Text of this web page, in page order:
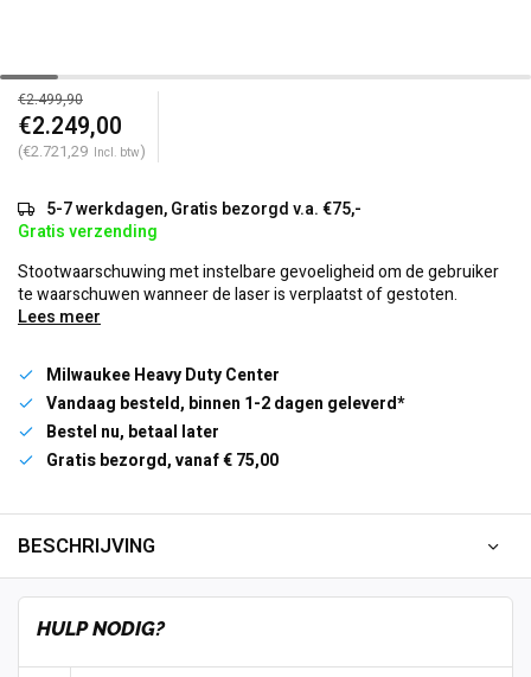
€2.499,90
€2.249,00
(€2.721,29 Incl. btw)
5-7 werkdagen, Gratis bezorgd v.a. €75,-
Gratis verzending
Stootwaarschuwing met instelbare gevoeligheid om de gebruiker
te waarschuwen wanneer de laser is verplaatst of gestoten.
Lees meer
Milwaukee Heavy Duty Center
Vandaag besteld, binnen 1-2 dagen geleverd*
Bestel nu, betaal later
Gratis bezorgd, vanaf € 75,00
BESCHRIJVING
HULP NODIG?